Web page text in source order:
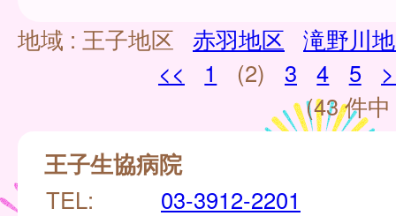
地域 : 王子地区 赤羽地区
滝野川
<<
1 (2) 3 4 5
(43 件
王子生協病院
TEL:
03-3912-2201